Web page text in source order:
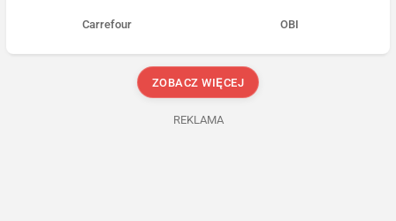
Carrefour OBI
ZOBACZ WIĘCEJ
REKLAMA